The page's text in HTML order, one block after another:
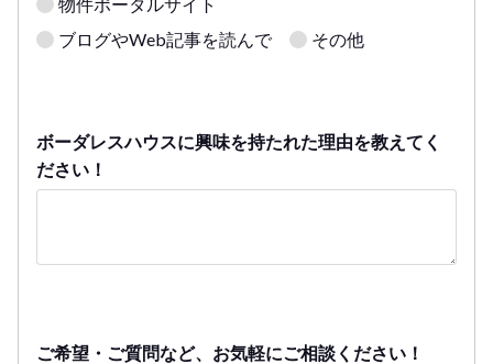
ブログやWeb記事を読んで
その他
ボーダレスハウスに興味を持たれた理由を教えてく
ださい！
ご希望・ご質問など、お気軽にご相談ください！